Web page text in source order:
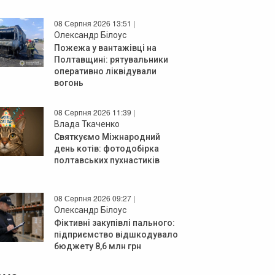
08 Серпня 2026 13:51 |
Олександр Білоус
Пожежа у вантажівці на
Полтавщині: рятувальники
оперативно ліквідували
вогонь
08 Серпня 2026 11:39 |
Влада Ткаченко
Святкуємо Міжнародний
день котів: фотодобірка
полтавських пухнастиків
08 Серпня 2026 09:27 |
Олександр Білоус
Фіктивні закупівлі пального:
підприємство відшкодувало
бюджету 8,6 млн грн